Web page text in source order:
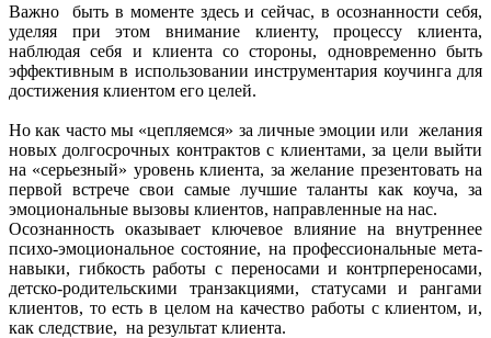
Важно быть в моменте здесь и сейчас, в осознанности себя,
уделяя при этом внимание клиенту, процессу клиента,
наблюдая себя и клиента со стороны, одновременно быть
эффективным в использовании инструментария коучинга для
достижения клиентом его целей.
Но как часто мы «цепляемся» за личные эмоции или желания
новых долгосрочных контрактов с клиентами, за цели выйти
на «серьезный» уровень клиента, за желание презентовать на
первой встрече свои самые лучшие таланты как коуча, за
эмоциональные вызовы клиентов, направленные на нас.
Осознанность оказывает ключевое влияние на внутреннее
психо-эмоциональное состояние, на профессиональные мета-
навыки, гибкость работы с переносами и контрпереносами,
детско-родительскими транзакциями, статусами и рангами
клиентов, то есть в целом на качество работы с клиентом, и,
как следствие, на результат клиента.